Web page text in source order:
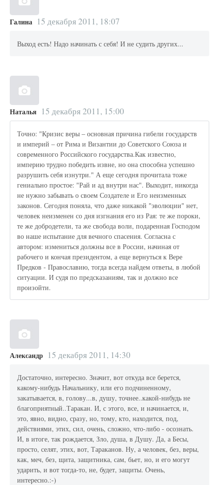
Галина 15 декабря 2011, 18:07
Выход есть! Надо начинать с себя! И не судить других...
Наталья 15 декабря 2011, 15:00
Точно: "Кризис веры – основная причина гибели государств
и империй – от Рима и Византии до Советского Союза и
современного Российского государства.Как известно,
империю трудно победить извне, но она способна успешно
разрушить себя изнутри." А еще сегодня прочитала тоже
гениально простое: "Рай и ад внутри нас". Выходит, никогда
не нужно забывать о своем Создателе и Его неизменных
законов. Сегодня поняла, что даже никакой "эволюции" нет,
человек неизменен со дня изгнания его из Рая: те же пороки,
те же добродетели, та же свобода воли, подаренная Господом
во наше испытание для вечного спасения. Согласна с
автором: измениться должны все в России, начиная от
рабочего и кончая президентом, а еще вернуться к Вере
Предков - Православию, тогда всегда найдем ответы, в любой
ситуации. И судя по предсказаниям, так и должно все
произойти.
Александр 15 декабря 2011, 14:30
Достаточно, интересно. Значит, вот откуда все берется,
какому-нибудь Начальнику, или его подчиненному,
закатывается, в, голову...в, душу, точнее..какой-нибудь не
благоприятный..Таракан. И, с этого, все, и начинается, и,
это, явно, видно, сразу, но, тому, кто, находится, под,
действиями, этих, сил, очень, сложно, что-либо - осознать.
И, в итоге, так рождается, Зло, душа, в Душу. Да, а Бесы,
просто, селят, этих, вот, Тараканов. Ну, а человек, без, веры,
как, меч, без, щита, защитника, сам, бьет, но, и его могут
ударить, и вот тогда-то, не, будет, защиты. Очень,
интересно.:-)